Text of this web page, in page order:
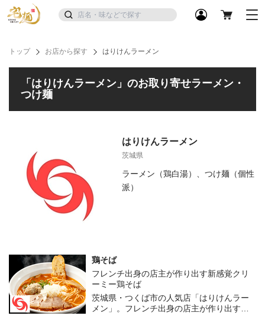
トップ お店から探す はりけんラーメン
「はりけんラーメン」のお取り寄せラーメン・
つけ麺
はりけんラーメン
茨城県
ラーメン（鶏白湯）、つけ麺（個性
派）
鶏そば
フレンチ出身の店主が作り出す新感覚クリ
ーミー鶏そば
茨城県・つくば市の人気店「はりけんラー
メン」。フレンチ出身の店主が作り出す鶏